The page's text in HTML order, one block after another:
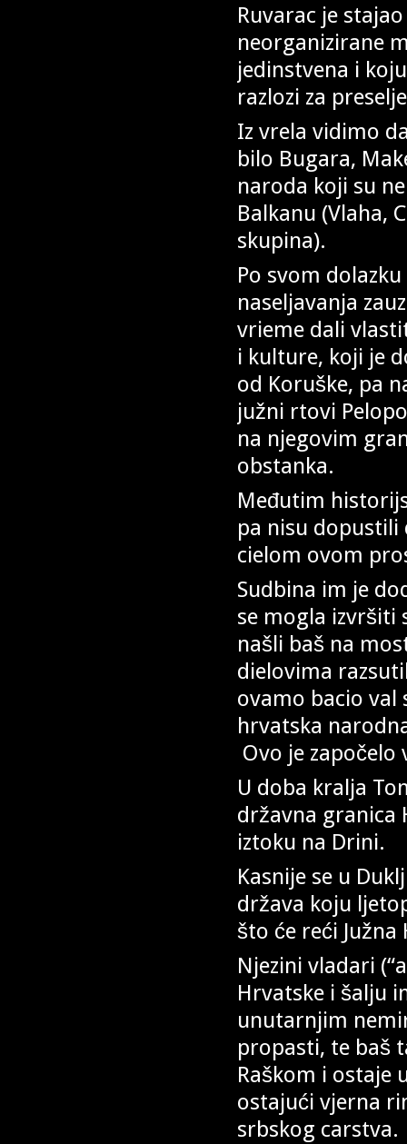
Ruvarac je
neorganizirane
jedinstvena i
razlozi za
Iz vrela vidimo
bilo Bugara,
naroda koji su
Balkanu (Vlaha,
skupina).
Po svom
naseljavanja
vrieme dali
i kulture, koji je
od Koruške, pa
južni rtovi
na njegovim
obstanka.
Međutim
pa nisu dopustili
cielom ovom
Sudbina im je
se mogla izvršiti
našli baš na
dielovima
ovamo bacio
hrvatska
Ovo je
U doba kralja
državna granica
iztoku na Drini.
Kasnije se u
država koju
što će reći Južna
Njezini vladari
Hrvatske i šalju
unutarnjim
propasti, te baš
Raškom i ostaje
ostajući vjerna
srbskog carstva.